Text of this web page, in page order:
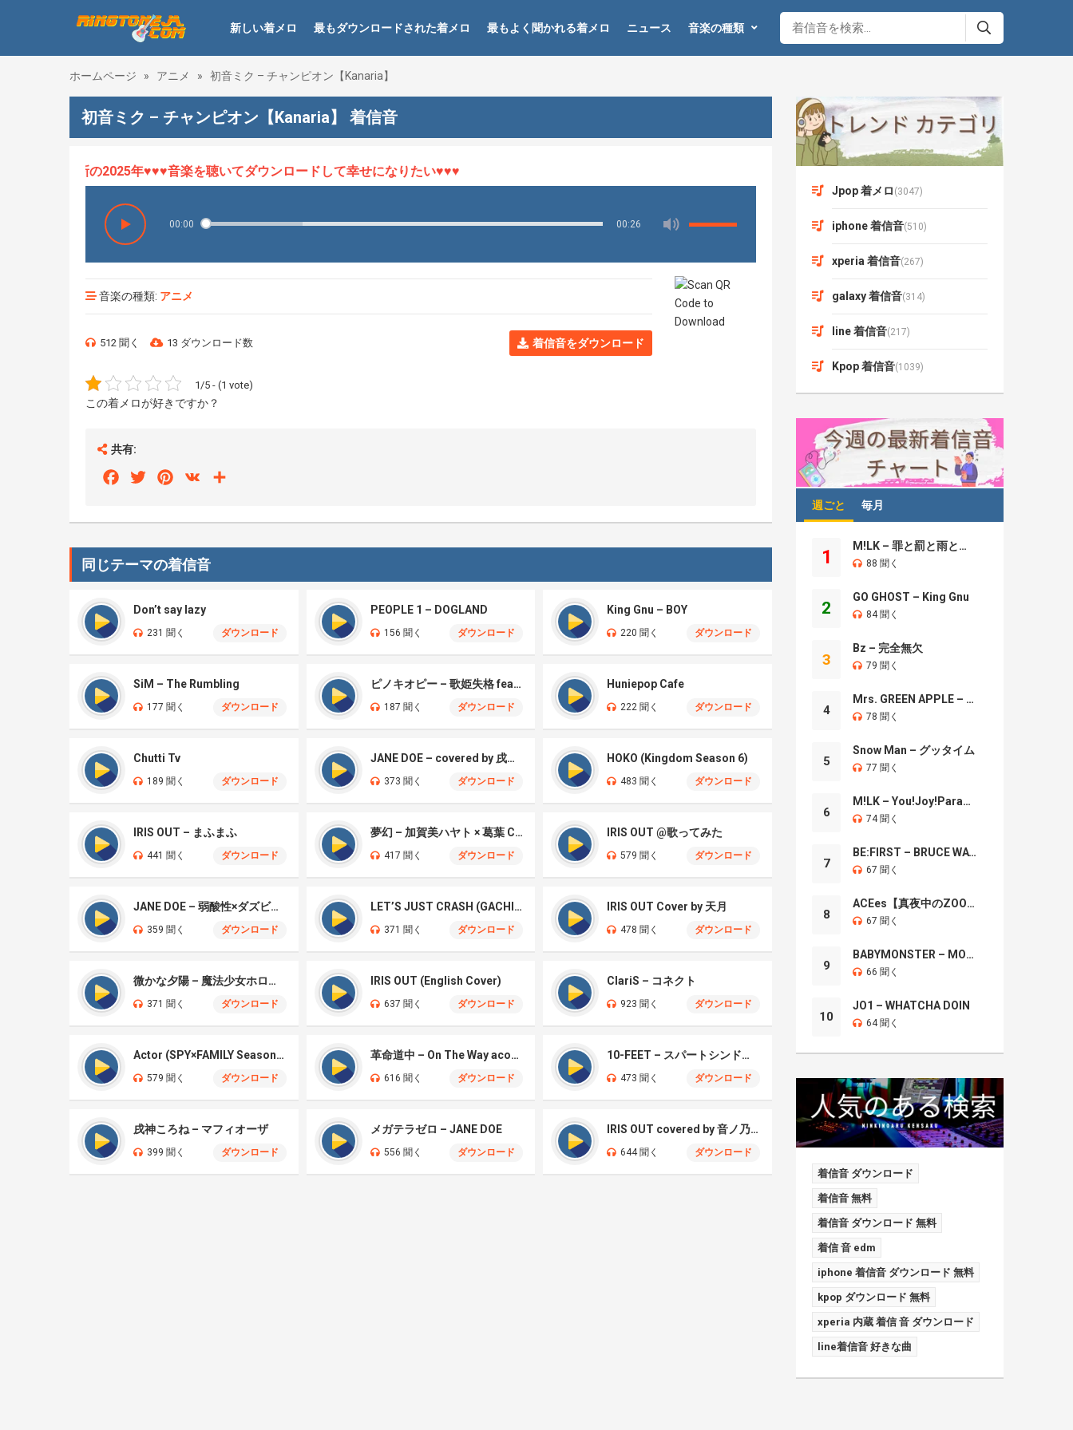
新しい着メロ 最もダウンロードされた着メロ 最もよく聞かれる着メロ ニュース 音楽の種類
ホームページ » アニメ » 初音ミク – チャンピオン【Kanaria】
初音ミク – チャンピオン【Kanaria】 着信音
、最新の2025年♥♥♥音楽を聴いてダウンロードして幸せになりたい♥♥♥
00:00 00:26
音楽の種類: アニメ
512 聞く 13 ダウンロード数 着信音をダウンロード
1/5 - (1 vote)
この着メロが好きですか？
共有:
FacebookTwitterPinterest
VK
同じテーマの着信音
Don’t say lazy
231 聞く ダウンロード
PEOPLE 1 – DOGLAND
156 聞く ダウンロード
King Gnu – BOY
220 聞く ダウンロード
SiM – The Rumbling
177 聞く ダウンロード
ピノキオピー – 歌姫失格 feat. 初音ミク
187 聞く ダウンロード
Huniepop Cafe
222 聞く ダウンロード
Chutti Tv
189 聞く ダウンロード
JANE DOE – covered by 戌亥とこ、宇佐美リト
373 聞く ダウンロード
HOKO (Kingdom Season 6)
483 聞く ダウンロード
IRIS OUT – まふまふ
441 聞く ダウンロード
夢幻 – 加賀美ハヤト × 葛葉 Cover
417 聞く ダウンロード
IRIS OUT @歌ってみた
579 聞く ダウンロード
JANE DOE – 弱酸性×ダズビー COVER
359 聞く ダウンロード
LET’S JUST CRASH (GACHIAKUTA)
371 聞く ダウンロード
IRIS OUT Cover by 天月
478 聞く ダウンロード
微かな夕陽 – 魔法少女ホロウィッチ
371 聞く ダウンロード
IRIS OUT (English Cover)
637 聞く ダウンロード
ClariS – コネクト
923 聞く ダウンロード
Actor (SPY×FAMILY Season 3 )
579 聞く ダウンロード
革命道中 – On The Way acoustic ver
616 聞く ダウンロード
10-FEET – スパートシンドローマー
473 聞く ダウンロード
戌神ころね – マフィオーザ
399 聞く ダウンロード
メガテラゼロ – JANE DOE
556 聞く ダウンロード
IRIS OUT covered by 音ノ乃のの
644 聞く ダウンロード
Jpop 着メロ (3047)
iphone 着信音(510)
xperia 着信音(267)
galaxy 着信音(314)
line 着信音(217)
Kpop 着信音(1039)
週ごと 毎月
1
M!LK – 罪と罰と雨とキス
88 聞く
2
GO GHOST – King Gnu
84 聞く
3
Bz – 完全無欠
79 聞く
4
Mrs. GREEN APPLE – Brand New
78 聞く
5
Snow Man – グッタイム
77 聞く
6
M!LK – You!Joy!Parade!
74 聞く
7
BE:FIRST – BRUCE WAYNE
67 聞く
8
ACEes【真夜中のZOO】
67 聞く
9
BABYMONSTER – MOON
66 聞く
10
JO1 – WHATCHA DOIN
64 聞く
着信音 ダウンロード
着信音 無料
着信音 ダウンロード 無料
着信 音 edm
iphone 着信音 ダウンロード 無料
kpop ダウンロード 無料
xperia 内蔵 着信 音 ダウンロード
line着信音 好きな曲